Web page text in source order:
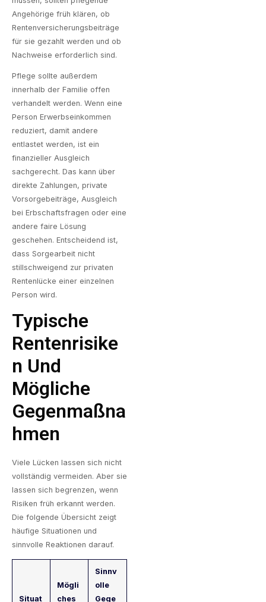
Angehörige früh klären, ob
Rentenversicherungsbeiträge
für sie gezahlt werden und ob
Nachweise erforderlich sind.
Pflege sollte außerdem
innerhalb der Familie offen
verhandelt werden. Wenn eine
Person Erwerbseinkommen
reduziert, damit andere
entlastet werden, ist ein
finanzieller Ausgleich
sachgerecht. Das kann über
direkte Zahlungen, private
Vorsorgebeiträge, Ausgleich
bei Erbschaftsfragen oder eine
andere faire Lösung
geschehen. Entscheidend ist,
dass Sorgearbeit nicht
stillschweigend zur privaten
Rentenlücke einer einzelnen
Person wird.
Typische
Rentenrisike
N Und
Mögliche
Gegenmaßna
Hmen
Viele Lücken lassen sich nicht
vollständig vermeiden. Aber sie
lassen sich begrenzen, wenn
Risiken früh erkannt werden.
Die folgende Übersicht zeigt
häufige Situationen und
sinnvolle Reaktionen darauf.
Situat
Mögli
ches
Sinnv
olle
Gege